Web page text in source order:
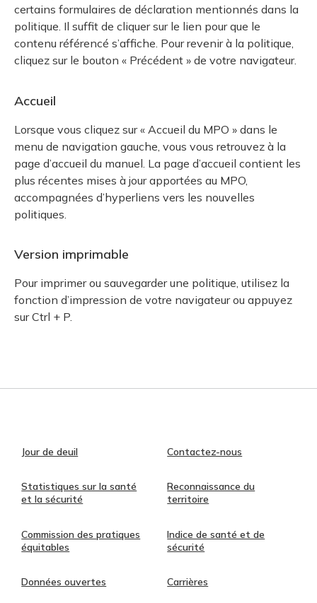
certains formulaires de déclaration mentionnés dans la
politique. Il suffit de cliquer sur le lien pour que le
contenu référencé s’affiche. Pour revenir à la politique,
cliquez sur le bouton « Précédent » de votre navigateur.
Accueil
Lorsque vous cliquez sur « Accueil du MPO » dans le
menu de navigation gauche, vous vous retrouvez à la
page d’accueil du manuel. La page d’accueil contient les
plus récentes mises à jour apportées au MPO,
accompagnées d’hyperliens vers les nouvelles
politiques.
Version imprimable
Pour imprimer ou sauvegarder une politique, utilisez la
fonction d’impression de votre navigateur ou appuyez
sur Ctrl + P.
Jour de deuil Contactez-nous
Statistiques sur la santé
et la sécurité
Reconnaissance du
territoire
Commission des pratiques
équitables
Indice de santé et de
sécurité
Données ouvertes Carrières